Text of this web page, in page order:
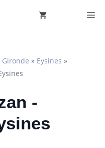
Gironde » Eysines »
-